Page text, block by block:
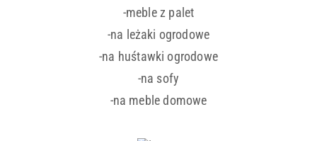
-meble z palet
-na leżaki ogrodowe
-na huśtawki ogrodowe
-na sofy
-na meble domowe